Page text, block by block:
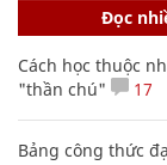
Đọc
Cách học thuộc
"thần chú"
17
Bảng công thức